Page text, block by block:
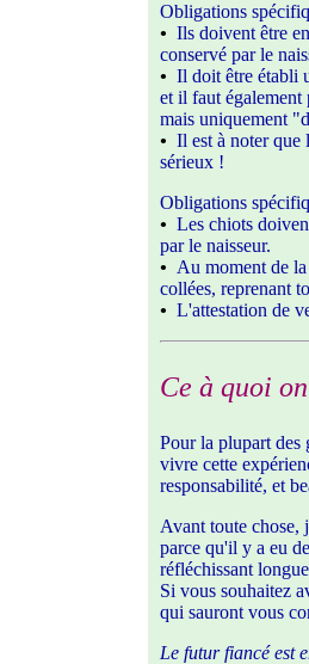
Obligations
• Ils doivent être
conservé par le
• Il doit être établi
et il faut
mais uniquement
• Il est à noter que
sérieux !
Obligations
• Les chiots
par le naisseur.
• Au moment de
collées, reprenant
• L'attestation de
Ce à quoi
Pour la plupart des
vivre cette
responsabilité, et
Avant toute chose,
parce qu'il y a eu
réfléchissant
Si vous souhaitez
qui sauront vous
Le futur fiancé est